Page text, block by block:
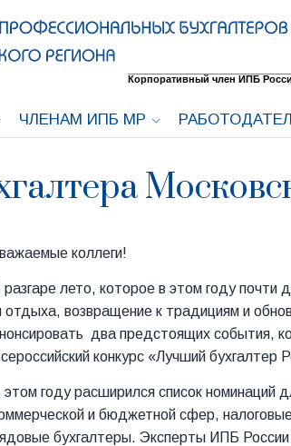
ЧЛЕНАМ ИПБ МР
коллеги!
разгаре лето, которое в этом году
отдыха, возвращение к традициям и
два предстоящих события,
конкурс «Лучший бухгалтер
этом году расширился список номинаций
и бюджетной сфер,
бухгалтеры. Эксперты ИПБ России